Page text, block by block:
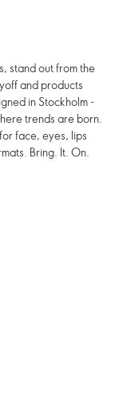
stand out from the
and products
in Stockholm -
trends are born.
face, eyes, lips
Bring. It. On.